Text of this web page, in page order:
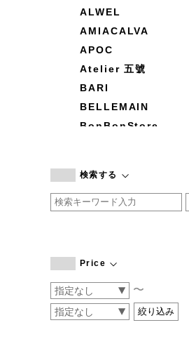
ALWEL
AMIACALVA
APOC
Atelier 五號
BARI
BELLEMAIN
BonBonStore
by basics
CATWORTH
COGTHEBIGSMOKE
CONVERSE
DEAN & DELUCA
検索する
Price
〜